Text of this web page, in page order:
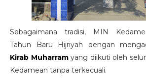
Sebagaimana tradisi, MIN
Tahun Baru Hijriyah dengan
Kirab Muharramyang diikuti oleh
Kedamean tanpa terkecuali.